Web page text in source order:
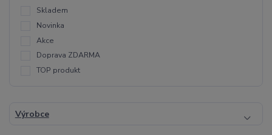
Skladem
Novinka
Akce
Doprava ZDARMA
TOP produkt
Výrobce